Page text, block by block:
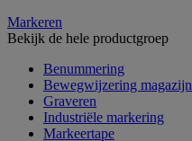
Markeren
Bekijk de hele productgroep
Benummering
Bewegwijzering magazijn
Graveren
Industriële markering
Markeertape